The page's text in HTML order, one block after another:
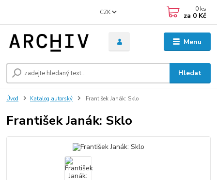
Menu
CZK
Hledat
0 ks
za 0 Kč
Úvod Katalog autorský František Janák: Sklo
František Janák: Sklo